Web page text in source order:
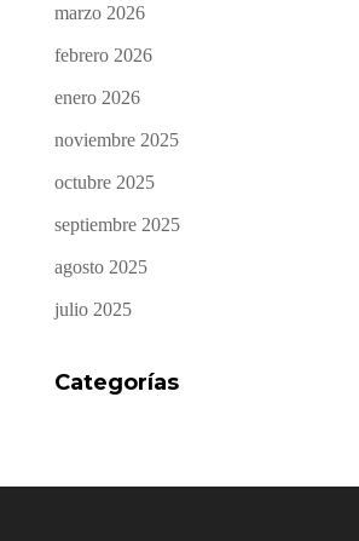
marzo 2026
febrero 2026
enero 2026
noviembre 2025
octubre 2025
septiembre 2025
agosto 2025
julio 2025
Categorías